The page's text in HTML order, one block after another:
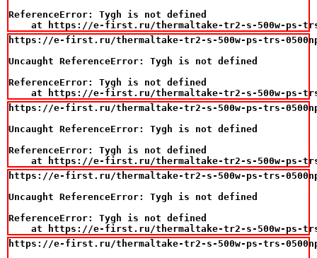
ReferenceError: Tygh is not defined
at https://e-first.ru/thermaltake-tr2-s-500w-ps-
https://e-first.ru/thermaltake-tr2-s-500w-ps-trs-
Uncaught ReferenceError: Tygh is not defined
ReferenceError: Tygh is not defined
at https://e-first.ru/thermaltake-tr2-s-500w-ps-
https://e-first.ru/thermaltake-tr2-s-500w-ps-trs-
Uncaught ReferenceError: Tygh is not defined
ReferenceError: Tygh is not defined
at https://e-first.ru/thermaltake-tr2-s-500w-ps-
https://e-first.ru/thermaltake-tr2-s-500w-ps-trs-
Uncaught ReferenceError: Tygh is not defined
ReferenceError: Tygh is not defined
at https://e-first.ru/thermaltake-tr2-s-500w-ps-
https://e-first.ru/thermaltake-tr2-s-500w-ps-trs-